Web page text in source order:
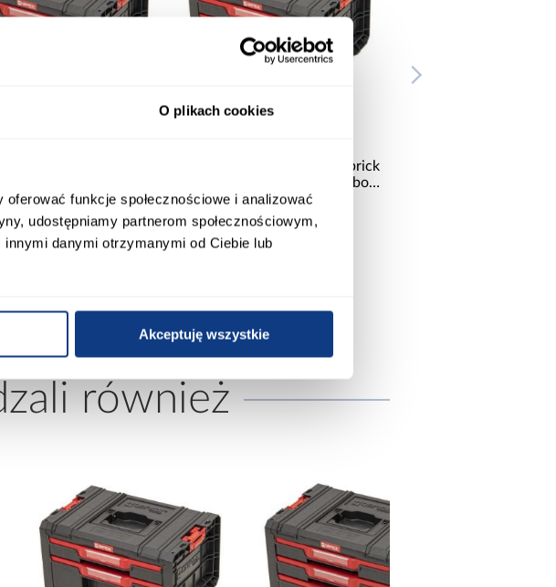
O plikach cookies
funkcje społecznościowe i analizować
udostępniamy partnerom społecznościowym,
danymi otrzymanymi od Ciebie lub
Akceptuję wszystkie
Basic
179,99 zł
Organizer Narzędziowy Qbrick
System Pro Drawer 2 Toolbox
Basic
159,99 zł
również